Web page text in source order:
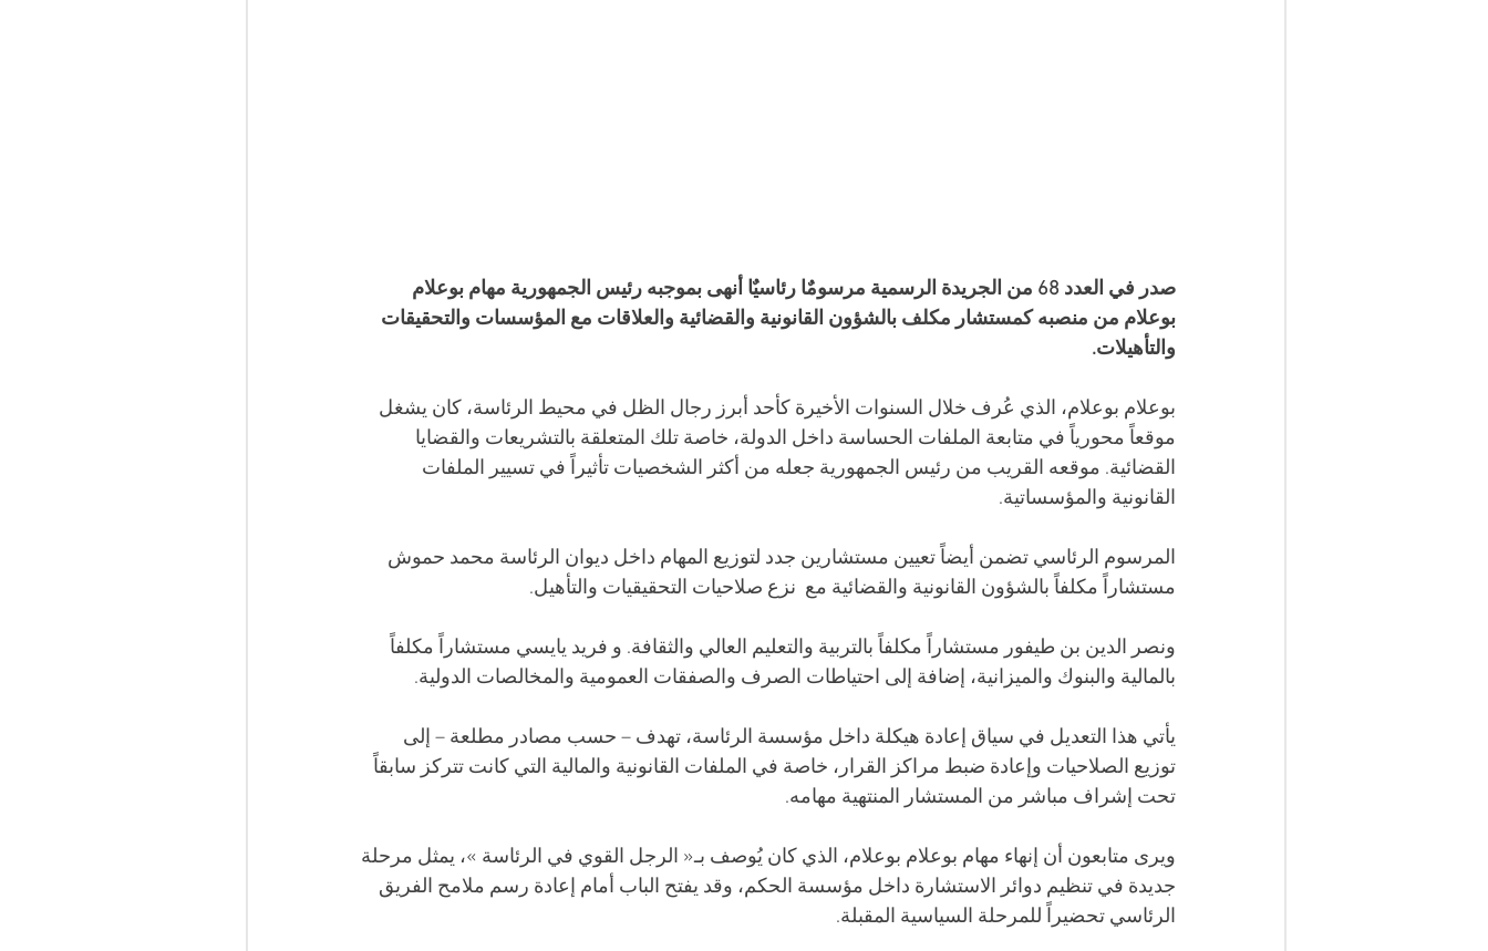
صدر في العدد 68 من الجريدة الرسمية مرسومٌا رئاسيٌا أنهى بموجبه رئيس الجمهورية مهام بوعلام
بوعلام من منصبه كمستشار مكلف بالشؤون القانونية والقضائية والعلاقات مع المؤسسات والتحقيقات
والتأهيلات.
بوعلام بوعلام، الذي عُرف خلال السنوات الأخيرة كأحد أبرز رجال الظل في محيط الرئاسة، كان يشغل
موقعاً محورياً في متابعة الملفات الحساسة داخل الدولة، خاصة تلك المتعلقة بالتشريعات والقضايا
القضائية. موقعه القريب من رئيس الجمهورية جعله من أكثر الشخصيات تأثيراً في تسيير الملفات
القانونية والمؤسساتية.
المرسوم الرئاسي تضمن أيضاً تعيين مستشارين جدد لتوزيع المهام داخل ديوان الرئاسة محمد حموش
مستشاراً مكلفاً بالشؤون القانونية والقضائية مع  نزع صلاحيات التحقيقيات والتأهيل.
ونصر الدين بن طيفور مستشاراً مكلفاً بالتربية والتعليم العالي والثقافة. و فريد يايسي مستشاراً مكلفاً
بالمالية والبنوك والميزانية، إضافة إلى احتياطات الصرف والصفقات العمومية والمخالصات الدولية.
يأتي هذا التعديل في سياق إعادة هيكلة داخل مؤسسة الرئاسة، تهدف – حسب مصادر مطلعة – إلى
توزيع الصلاحيات وإعادة ضبط مراكز القرار، خاصة في الملفات القانونية والمالية التي كانت تتركز سابقاً
تحت إشراف مباشر من المستشار المنتهية مهامه.
ويرى متابعون أن إنهاء مهام بوعلام بوعلام، الذي كان يُوصف بـ« الرجل القوي في الرئاسة »، يمثل مرحلة
جديدة في تنظيم دوائر الاستشارة داخل مؤسسة الحكم، وقد يفتح الباب أمام إعادة رسم ملامح الفريق
الرئاسي تحضيراً للمرحلة السياسية المقبلة.